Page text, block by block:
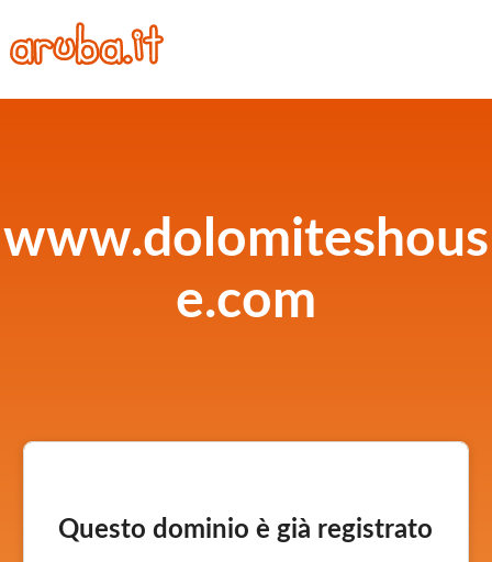
www.dolomiteshous
e.com
Questo dominio è già registrato